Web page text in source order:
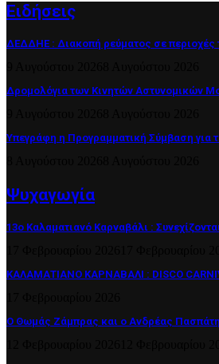
Ειδήσεις
ΔΕΔΔΗΕ : Διακοπή ρεύματος σε περιοχές
Δρομολόγια των Κινητών Αστυνομικών
Υπεγράφη η Προγραμματική Σύμβαση για
Ψυχαγωγία
13ο Καλαματιανό Καρναβάλι :
ΚΑΛΑΜΑΤΙΑΝΟ ΚΑΡΝΑΒΑΛΙ : DISCO
Ο Θωμάς Ζάμπρας και ο Ανδρέας